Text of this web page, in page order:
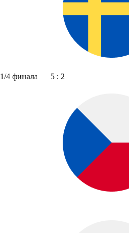
1/4 финала 5 : 2